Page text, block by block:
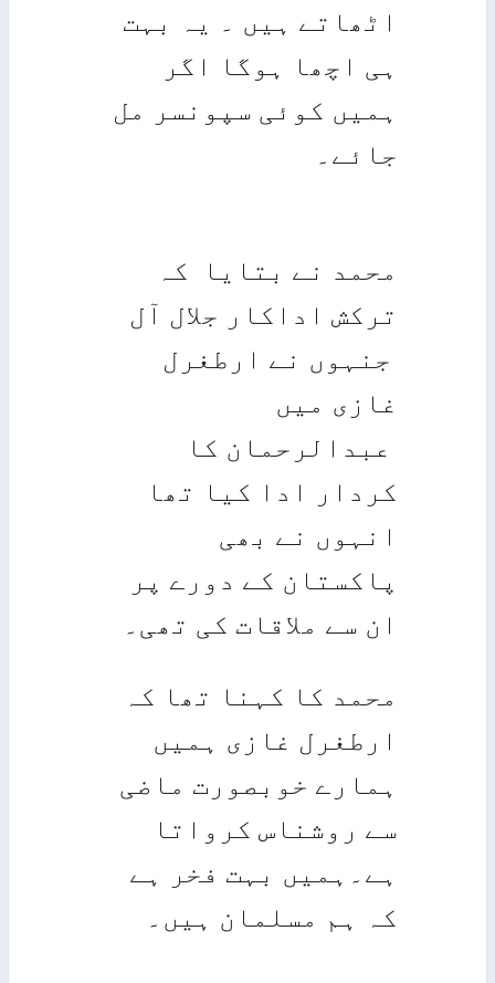
اٹھاتے ہیں ۔ یہ بہت
ہی اچھا ہوگا اگر
ہمیں کوئی سپونسر مل
جائے۔
محمد نے بتایا کہ
ترکش اداکار جلال آل
جنہوں نے ارطغرل
غازی میں
عبدالرحمان کا
کردار ادا کیا تھا
انہوں نے بھی
پاکستان کے دورے پر
ان سے ملاقات کی تھی۔
محمد کا کہنا تھا کہ
ارطغرل غازی ہمیں
ہمارے خوبصورت ماضی
سے روشناس کرواتا
ہے۔ہمیں بہت فخر ہے
کہ ہم مسلمان ہیں۔